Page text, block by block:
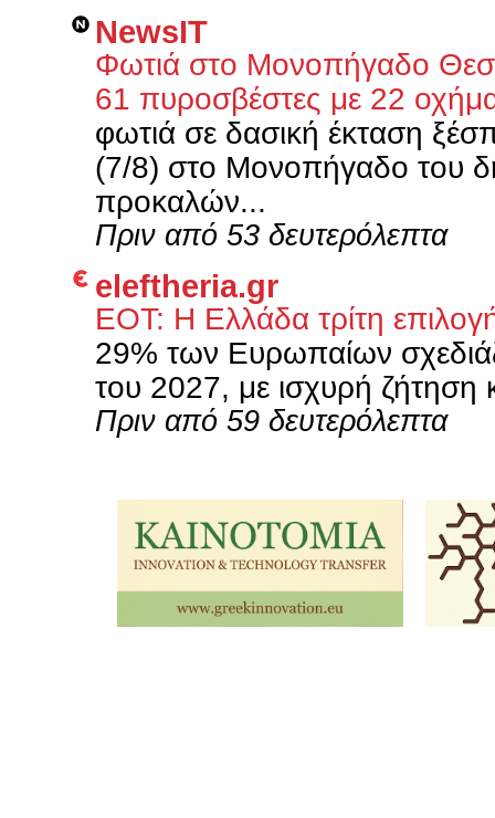
NewsIT
Φωτιά στο Μονοπήγαδο
61 πυροσβέστες με 22
φωτιά σε δασική έκταση
(7/8) στο Μονοπήγαδο του
προκαλών...
Πριν από 53 δευτερόλεπτα
eleftheria.gr
ΕΟΤ: Η Ελλάδα τρίτη
29% των Ευρωπαίων
του 2027, με ισχυρή ζήτηση
Πριν από 59 δευτερόλεπτα